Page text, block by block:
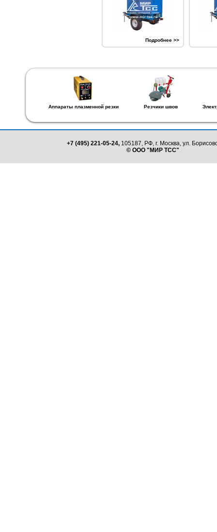
Подробнее >>
Аппараты плазменной резки Резчики швов
+7 (495) 221-05-24, 105187, РФ, г. Москва, ул.
© ООО "МИР ТСС"